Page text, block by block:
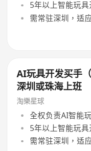
5年以上智能玩
需常驻深圳，适
AI玩具开发买手
深圳或珠海上班
淘樂星球
全权负责AI智能
5年以上智能玩
需常驻深圳，适